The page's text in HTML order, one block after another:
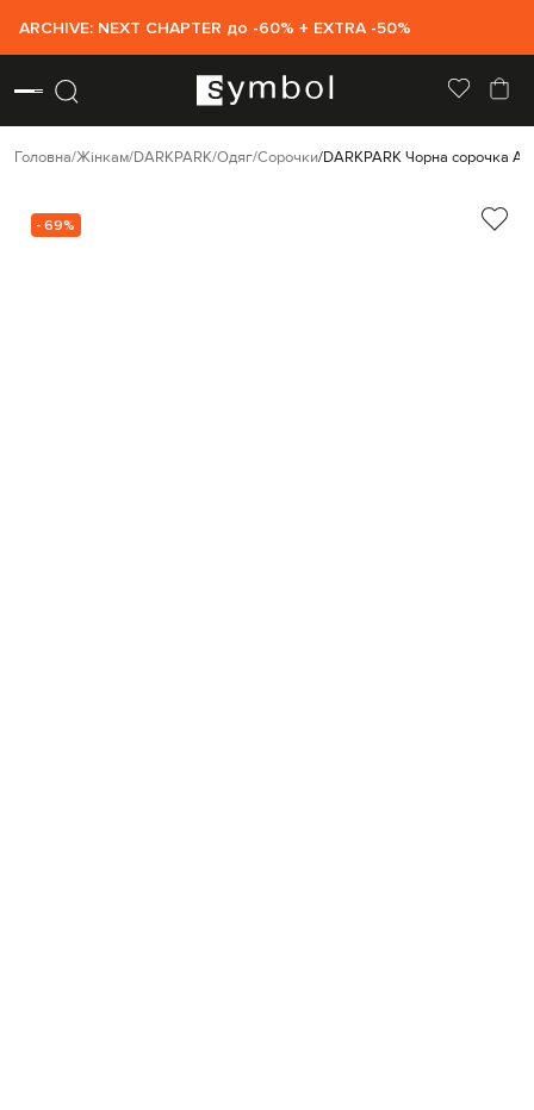
ARCHIVE: NEXT CHAPTER до -60% + EXTRA -50%
Головна Жінкам DARKPARK Одяг Сорочки DARKPARK Чорна сорочка
- 69%